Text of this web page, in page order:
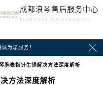
成都浪琴售后服务中心
LONGINES MAINTENANCE
为您服务！ 
腕表指针生锈解决方法深度解析
方法深度解析